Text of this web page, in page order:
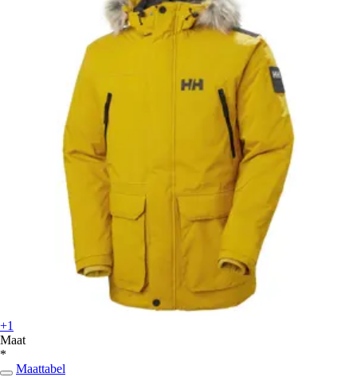
+1
Maat
*
Maattabel